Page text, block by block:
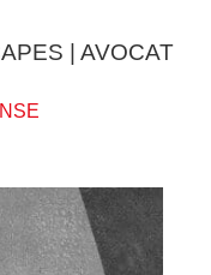
| AVOCAT